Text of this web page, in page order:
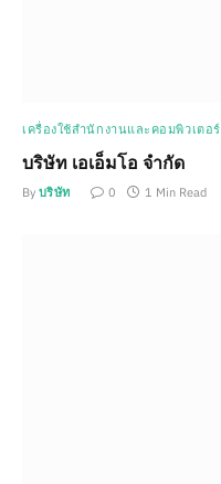
เครื่องใช้สำนักงานและคอมพิวเตอร์
บริษัท เอเอ็มโอ จำกัด
By บริษัท 0 1 Min Read